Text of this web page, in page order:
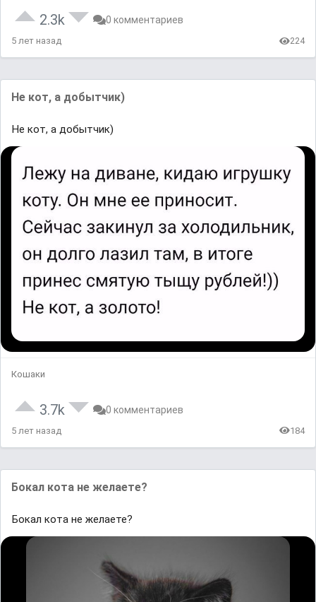
2.3k 0 комментариев
5 лет назад 224
Не кот, а добытчик)
Не кот, а добытчик)
Кошаки
3.7k 0 комментариев
5 лет назад 184
Бокал кота не желаете?
Бокал кота не желаете?